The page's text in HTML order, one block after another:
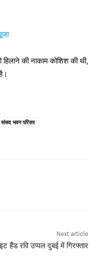
की नाकाम कोशिश की थी,
संसद भवन परिसर
Next article
हैंड रवि उप्पल दुबई में गिरफ्तार